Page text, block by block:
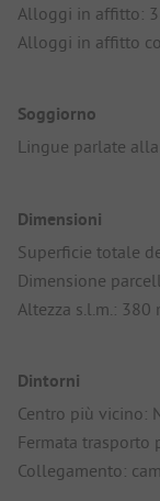
Alloggi in affitto:
Alloggi in affitto
Soggiorno
Lingue parlate
Dimensioni
Superficie totale
Dimensione
Altezza s.l.m.: 380
Dintorni
Centro più vicino:
Fermata trasporto
Collegamento: